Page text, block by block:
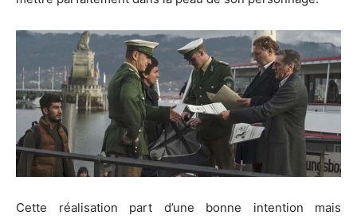
Cette réalisation part d’une bonne intention mais